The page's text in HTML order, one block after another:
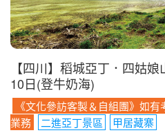
【四川】稻城亞丁．四姑娘
10日(登牛奶海)
《文化參訪客製＆自組團》如
業務
二進亞丁景區 甲居藏寨